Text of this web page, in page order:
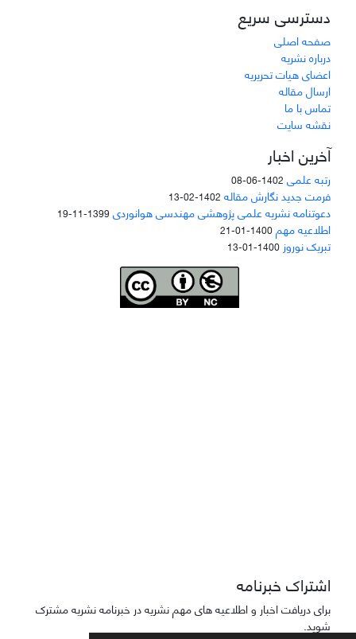
دسترسی سریع
صفحه اصلی
درباره نشریه
اعضای هیات تحریریه
ارسال مقاله
تماس با ما
نقشه سایت
آخرین اخبار
رتبه علمی 1402-06-08
فرمت جدید نگارش مقاله 1402-02-13
دعوتنامه نشریه علمی پژوهشی مهندسی هوانوردی1399-11-19
اطلاعیه مهم1400-01-21
تبریک نوروز 1400-01-13
اشتراک خبرنامه
برای دریافت اخبار و اطلاعیه های مهم نشریه در خبرنامه نشریه مشترک
شوید.